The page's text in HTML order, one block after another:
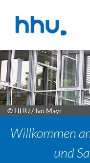
© HHU / Ivo Mayr
Willkommen
und